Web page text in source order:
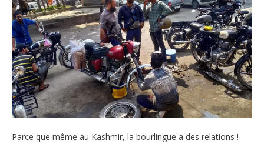
Parce que même au Kashmir, la bourlingue a des relations !